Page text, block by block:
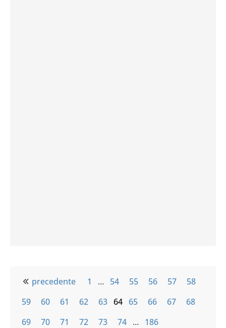
precedente 1 … 54 55 56 57
58
59
60 61 62 63 64 65 66 67
68
69
70 71 72 73 74 … 186